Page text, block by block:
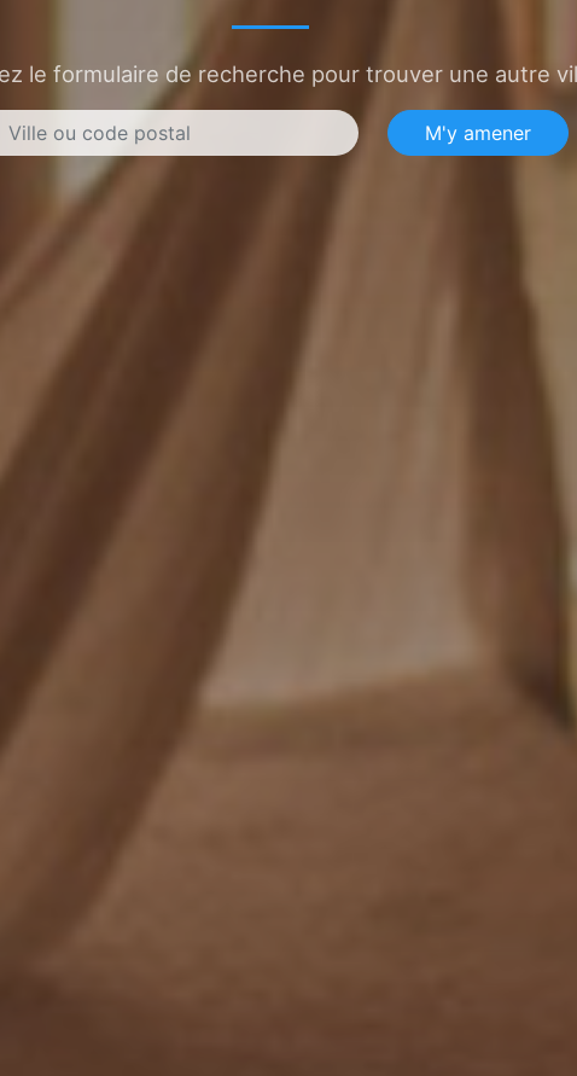
le formulaire de recherche pour trouver une autre
M'y amener